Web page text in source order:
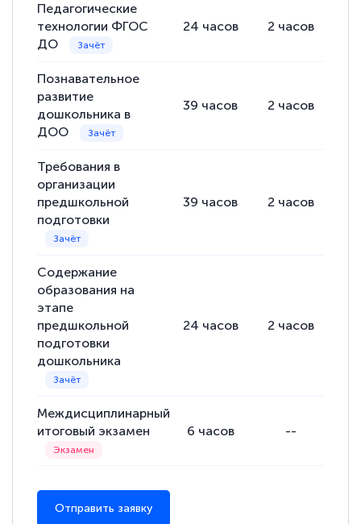
статьи. Времени на подготовку
достаточно. Курс помогает пройти
Евгения Коротких
12 марта 2026
Спасибо большое Академии! Грамотное,
вежливое сопровождение! Всё чётко и
понятно! Проходила повышение
квалификации. Ещё раз - СПАСИБО!
Елена Петрикс
Знаток города 5 уровня
11 марта 2026
Всем добрый день! Я прошла курс
специальности «Тренер-преподаватель
по тяжелой атлетике»! Хочется
Педагогические
технологии ФГОС
ДО
24 часов 2 часов
Познавательное
развитие
дошкольника в
ДОО
39 часов 2 часов
Требования в
организации
предшкольной
подготовки
39 часов 2 часов
Содержание
образования на
этапе
предшкольной
подготовки
дошкольника
24 часов 2 часов
Междисциплинарный
итоговый экзамен
6 часов --
Отправить заявку